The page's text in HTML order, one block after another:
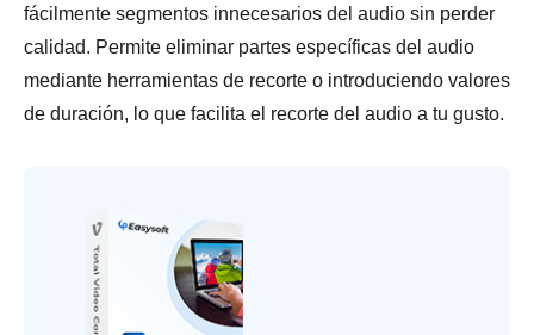
fácilmente segmentos innecesarios del audio sin perder
calidad. Permite eliminar partes específicas del audio
mediante herramientas de recorte o introduciendo valores
de duración, lo que facilita el recorte del audio a tu gusto.